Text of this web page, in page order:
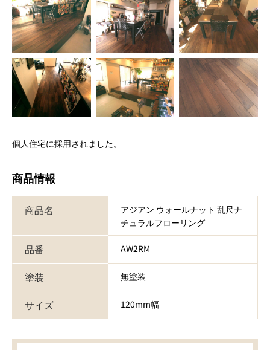
個人住宅に採用されました。
商品情報
商品名
アジアン ウォールナット 乱尺ナ
チュラルフローリング
品番 AW2RM
塗装 無塗装
サイズ 120mm幅